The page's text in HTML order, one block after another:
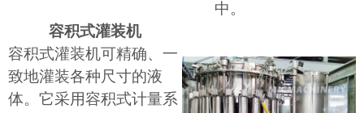
中。
容积式灌装机
容积式灌装机可精确、一
致地灌装各种尺寸的液
体。它采用容积式计量系